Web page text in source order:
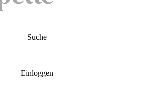
Suche
Einloggen